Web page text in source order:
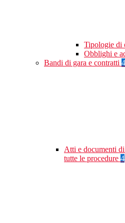
Tipologie di
Obblighi e
Bandi di gara e contratti
Atti e documenti
tutte le procedure 4